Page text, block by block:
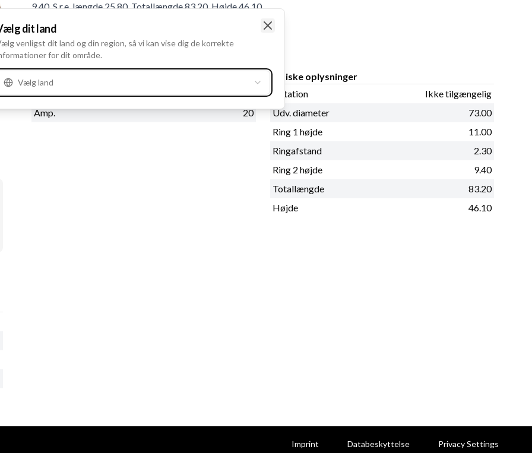
9.40, S.r.e. længde 25.80, Totallængde 83.20, Højde 46.10
Produktinformation
Volt
14
Amp.
20
Fysiske oplysninger
Rotation
Ikke tilgængelig
Udv. diameter
73.00
Ring 1 højde
11.00
Ringafstand
2.30
Ring 2 højde
9.40
Totallængde
83.20
Højde
46.10
Imprint Databeskyttelse Privacy Settings
dit land
venligst dit land og din region, så vi kan vise dig de korrekte
for dit område.
Vælg land